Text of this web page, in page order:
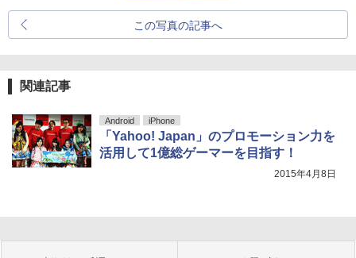
この写真の記事へ
関連記事
Android iPhone
「Yahoo! Japan」のプロモーション力を
活用して1億総ゲーマーを目指す！
2015年4月8日